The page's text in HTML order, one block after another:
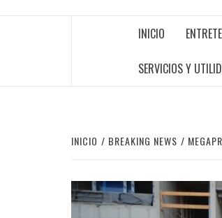
INICIO
SERVICIOS Y
INICIO BREAKING NEWS